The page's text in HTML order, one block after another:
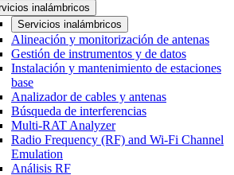
inalámbricos
Servicios inalámbricos
Alineación y monitorización de antenas
Gestión de instrumentos y de datos
Instalación y mantenimiento de estaciones
base
Analizador de cables y antenas
Búsqueda de interferencias
Multi-RAT Analyzer
Radio Frequency (RF) and Wi-Fi Channel
Emulation
Análisis RF